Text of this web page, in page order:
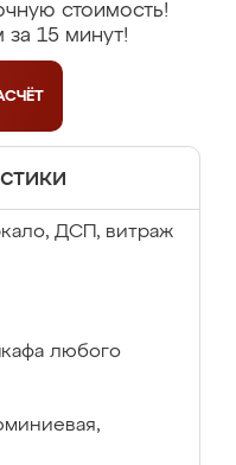
стоимость!
15 минут!
ДСП, витраж
любого